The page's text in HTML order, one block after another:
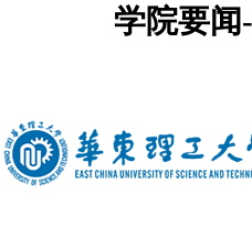
学院要闻